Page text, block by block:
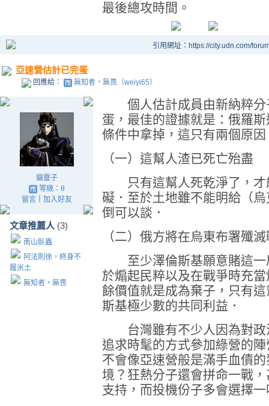
最後總攻時間。
引用網址：https://city.udn.com/
亞速營估計已完蛋
回應給： 無知者，無畏（weiyi65）
貓靈子
等級：8
留言｜ 加入好友
文章推薦人 (3)
南山臥蟲
阿法則徐，終身不
履米土
無知者，無畏
個人估計成員由新納粹分
蛋，最佳的證據就是：俄羅
條件中拿掉，這只有兩個原因
（一）這幫人渣已死亡殆盡
只有這幫人死乾淨了，才
礙．至於土地雖不能明給（
倒可以談．
（二）俄方將在烏東布署殲
至少澤倫斯基願意賭這一
於煽起民粹以及在戰爭時充
餘價值就是成為棄子，只有
斯基極少數的共同利益．
台灣雖有不少人因為對政
追求時髦的方式參加綠營的
不會像亞速營般是滿手血債
境？狂熱分子還會拼命一戰
支持，而投機份子多會選擇